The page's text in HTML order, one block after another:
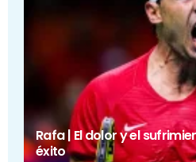
Rafa | El dolor y el
éxito